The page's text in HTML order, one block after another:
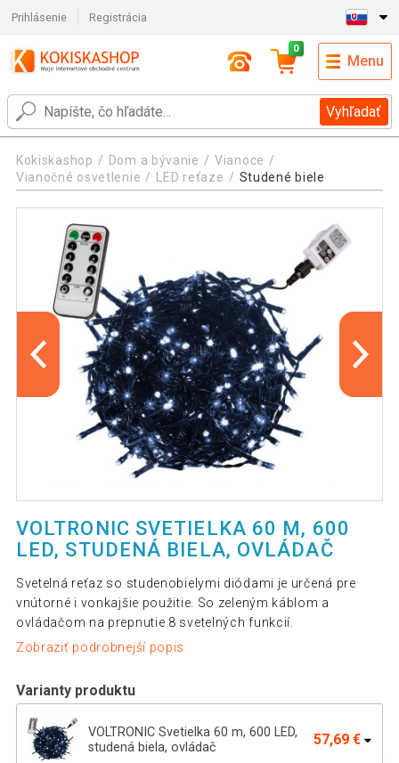
Prihlásenie Registrácia
Vyhľadať
0
Menu
Kokiskashop Dom a bývanie
Vianoce
Vianočné osvetlenie
LED reťaze Studené biele
VOLTRONIC SVETIELKA 60 M, 600
LED, STUDENÁ BIELA, OVLÁDAČ
Svetelná reťaz so studenobielymi diódami je určená pre
vnútorné i vonkajšie použitie. So zeleným káblom a
ovládačom na prepnutie 8 svetelných funkcií.
Zobraziť podrobnejší popis
Varianty produktu
VOLTRONIC Svetielka 60 m, 600 LED,
studená biela, ovládač
57,69 €